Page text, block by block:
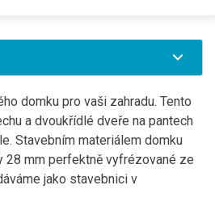
domku pro vaši zahradu. Tento
a dvoukřídlé dveře na pantech
Stavebním materiálem domku
28 mm perfektně vyfrézované ze
jako stavebnici v